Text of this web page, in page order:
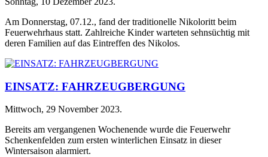
Am Donnerstag, 07.12., fand der traditionelle Nikoloritt beim
Feuerwehrhaus statt. Zahlreiche Kinder warteten sehnsüchtig mit
deren Familien auf das Eintreffen des Nikolos.
EINSATZ: FAHRZEUGBERGUNG
Mittwoch, 29 November 2023.
Bereits am vergangenen Wochenende wurde die Feuerwehr
Schenkenfelden zum ersten winterlichen Einsatz in dieser
Wintersaison alarmiert.